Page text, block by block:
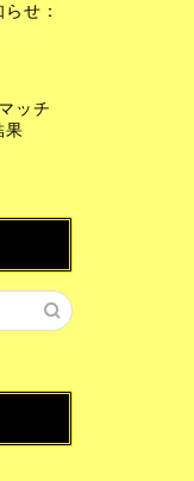
せ：
ッチ
果